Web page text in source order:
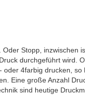
Stopp,
durchgeführt wird.
4farbig drucken,
Eine große Anzahl
sind heutige